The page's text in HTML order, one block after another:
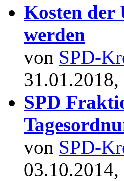
Kosten der
werden
von SPD-
SPD
von SPD-